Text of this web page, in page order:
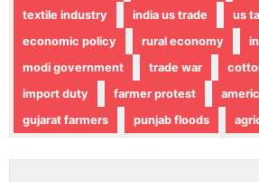
textile industry
india us trade
us
economic policy
rural economy
modi government
trade war
import duty
farmer protest
gujarat farmers
punjab floods